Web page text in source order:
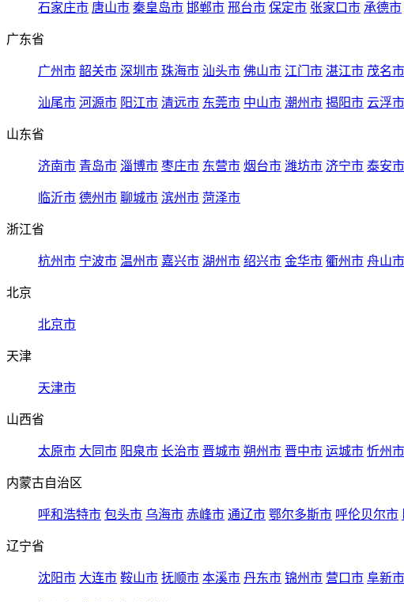
石家庄市 唐山市 秦皇岛市 邯郸市 邢台市 保定市 张家口市 承德市
广东省
广州市 韶关市 深圳市 珠海市 汕头市 佛山市 江门市 湛江市 茂名市
汕尾市 河源市 阳江市 清远市 东莞市 中山市 潮州市 揭阳市 云浮市
山东省
济南市 青岛市 淄博市 枣庄市 东营市 烟台市 潍坊市 济宁市 泰安市
临沂市 德州市 聊城市 滨州市 菏泽市
浙江省
杭州市 宁波市 温州市 嘉兴市 湖州市 绍兴市 金华市 衢州市 舟山市
北京
北京市
天津
天津市
山西省
太原市 大同市 阳泉市 长治市 晋城市 朔州市 晋中市 运城市 忻州市
内蒙古自治区
呼和浩特市 包头市 乌海市 赤峰市 通辽市 鄂尔多斯市 呼伦贝尔市
辽宁省
沈阳市 大连市 鞍山市 抚顺市 本溪市 丹东市 锦州市 营口市 阜新市